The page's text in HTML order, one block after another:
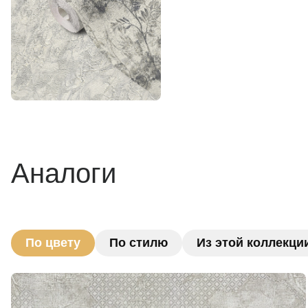
Аналоги
По цвету По стилю Из этой